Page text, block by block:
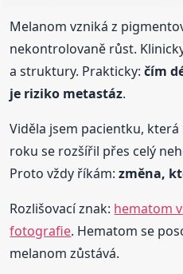
Melanom vzniká z
nekontrolovaně růst.
a struktury. Prakticky:čím
je riziko metastáz.
Viděla jsem pacientku, která
roku se rozšířil přes celý
Proto vždy říkám:změna,
Rozlišovací znak: hematom
fotografie. Hematom se
melanom zůstává.